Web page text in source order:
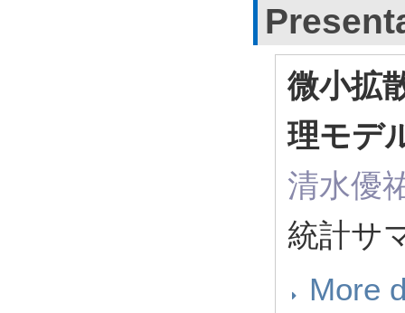
微小拡
理モデ
清水優
統計サ
More